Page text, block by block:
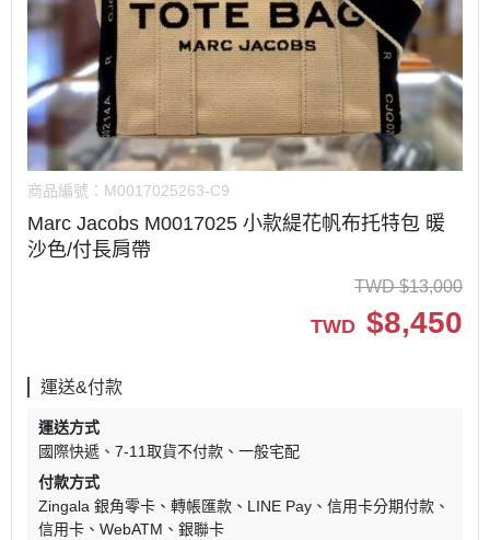
商品編號： M0017025263-C9
Marc Jacobs M0017025 小款緹花帆布托特包 暖
沙色/付長肩帶
TWD $13,000
TWD $8,450
運送&付款
運送方式
國際快遞
7-11取貨不付款
一般宅配
付款方式
Zingala 銀角零卡
轉帳匯款 LINE Pay
信用卡分期付款
信用卡
WebATM 銀聯卡